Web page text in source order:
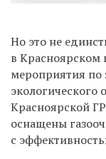
Но это не
в Красноярском
мероприятия по
экологического
Красноярской
оснащены
с